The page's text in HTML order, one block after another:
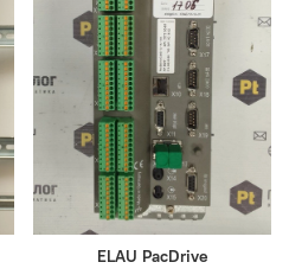
ELAU PacDrive